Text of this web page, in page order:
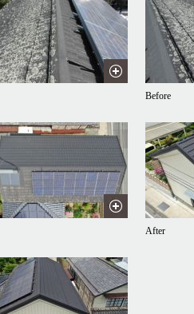
Before
After